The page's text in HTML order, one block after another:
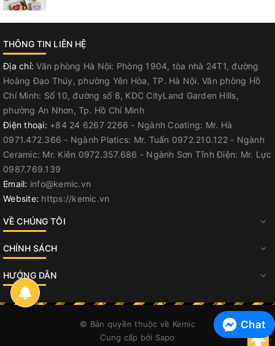
THÔNG TIN LIÊN HỆ
Địa chỉ: Văn phòng Hà Nội: Phòng 1904, tòa nhà 24T1, đường
Hoàng Đạo Thúy, phường Yên Hòa, TP. Hà Nội. Văn phòng Hồ
Chí Minh: Số 10, đường số 8, KDC CityLand Garden Hills,
phường An Nhơn, Tp. Hồ Chí Minh
Điện thoại: +84 24 6267 2266 - Ngành Coating: Mr. Hà
0971.472.366 - Ngành Platics: Mr. Tuấn 0972.210.122 - Ngành
Ceramic: Mr. Kiên 0972.357.686 - Ngành Sơn Tĩnh Điện: Mr. Lực
0987.769.139
Email: info@kemic.vn
Website: https://kemic.vn
VỀ CHÚNG TÔI
CHÍNH SÁCH
HƯỚNG DẪN
© Bản quyền thuộc về Kemic
Cung cấp bởi Sapo
Chat